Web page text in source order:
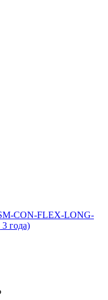
CON-FLEX-LONG-
года)